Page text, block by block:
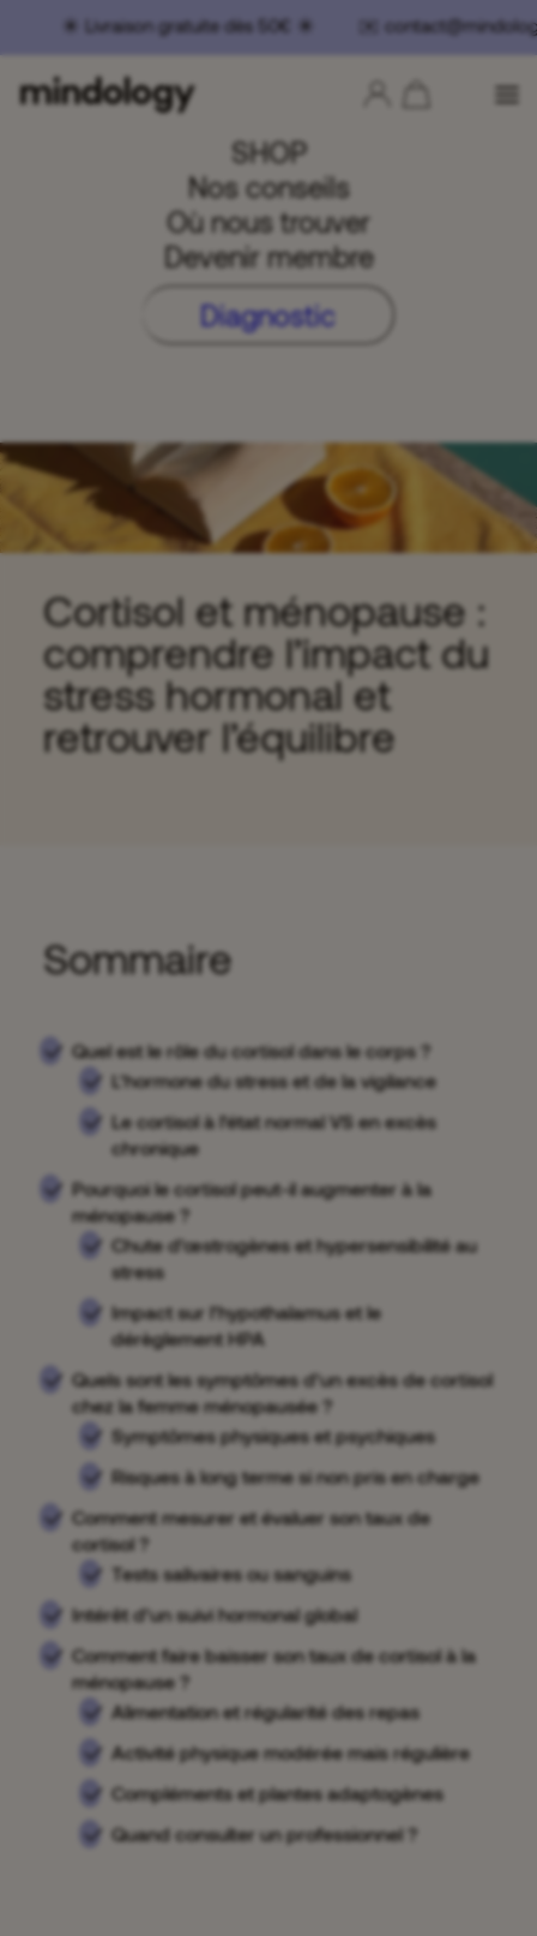
gratuite dès 50€ ☀️ ✉️
SHOP
Nos conseils
Où nous trouver
Devenir membre
Diagnostic
Cortisol et ménopause :
comprendre l’impact du
stress hormonal et
retrouver l’équilibre
Sommaire
Quel est le rôle du cortisol dans le corps ?
L’hormone du stress et de la vigilance
Le cortisol à l’état normal VS en excès
chronique
Pourquoi le cortisol peut-il augmenter à la
ménopause ?
Chute d’œstrogènes et hypersensibilité au
stress
Impact sur l’hypothalamus et le
dérèglement HPA
Quels sont les symptômes d’un excès de cortisol
chez la femme ménopausée ?
Symptômes physiques et psychiques
Risques à long terme si non pris en charge
Comment mesurer et évaluer son taux de
cortisol ?
Tests salivaires ou sanguins
Intérêt d’un suivi hormonal global
Comment faire baisser son taux de cortisol à la
ménopause ?
Alimentation et régularité des repas
Activité physique modérée mais régulière
Compléments et plantes adaptogènes
Quand consulter un professionnel ?